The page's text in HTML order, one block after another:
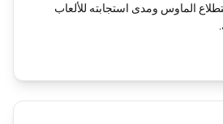
الماوس ومدى استجابته للألعاب